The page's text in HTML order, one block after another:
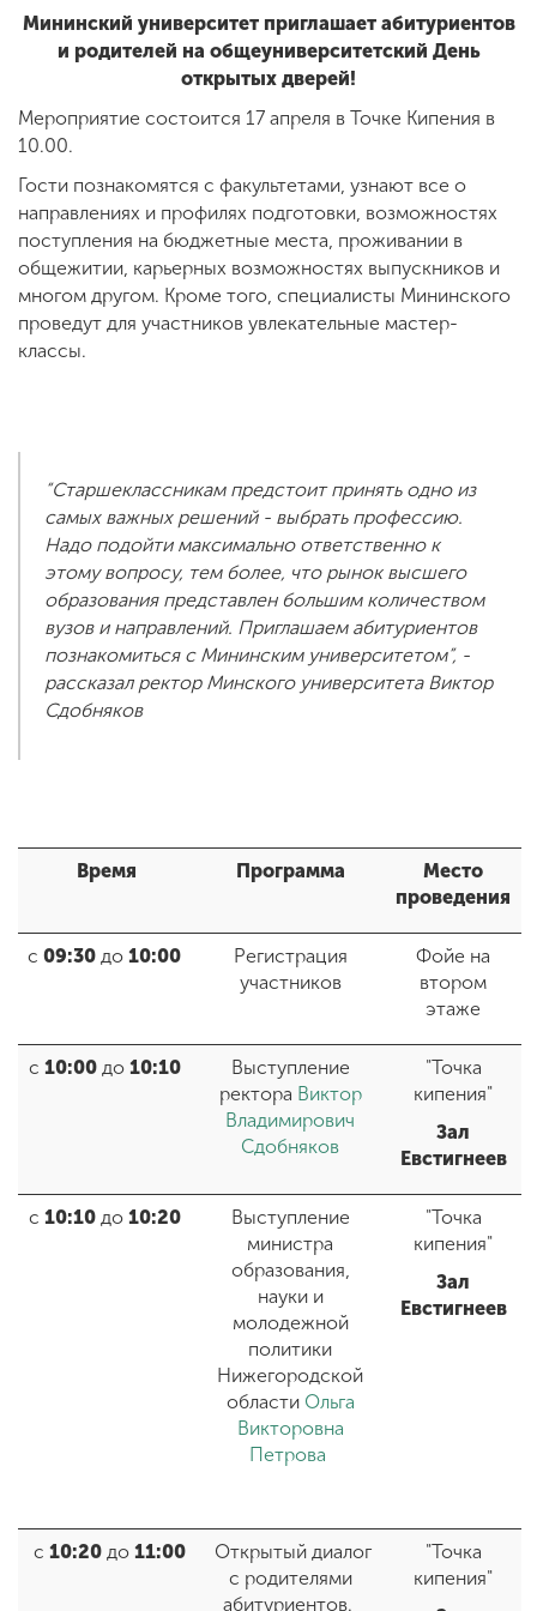
CHI
Приемная
комиссия
+7 (831) 262-26-20
Мининский университет приглашает абитуриентов
и родителей на общеуниверситетский День
открытых дверей!
Мероприятие состоится 17 апреля в Точке Кипения в
10.00.
Гости познакомятся с факультетами, узнают все о
направлениях и профилях подготовки, возможностях
поступления на бюджетные места, проживании в
общежитии, карьерных возможностях выпускников и
многом другом. Кроме того, специалисты Мининского
проведут для участников увлекательные мастер-
классы.
“Старшеклассникам предстоит принять одно из
самых важных решений - выбрать профессию.
Надо подойти максимально ответственно к
этому вопросу, тем более, что рынок высшего
образования представлен большим количеством
вузов и направлений. Приглашаем абитуриентов
познакомиться с Мининским университетом”, -
рассказал ректор Минского университета Виктор
Сдобняков
Время Программа
Место
проведения
с 09:30 до 10:00
Регистрация
участников
Фойе на
втором
этаже
с 10:00до 10:10
Выступление
ректора Виктор
Владимирович
Сдобняков
"Точка
кипения"
Зал
Евстигнеев
с 10:10до 10:20
Выступление
министра
образования,
науки и
молодежной
политики
Нижегородской
области Ольга
Викторовна
Петрова
"Точка
кипения"
Зал
Евстигнеев
с 10:20 до 11:00
Открытый диалог
с родителями
абитуриентов.
"Точка
кипения"